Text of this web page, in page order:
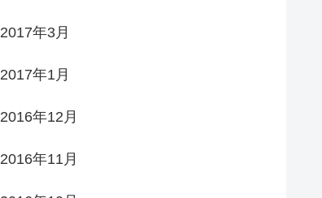
2017年3月
2017年1月
2016年12月
2016年11月